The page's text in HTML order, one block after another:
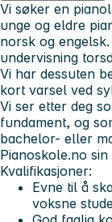
Vi søker en
unge og eldre
norsk og
undervisning
Vi har dessuten
kort varsel ved
Vi ser etter deg
fundament, og
bachelor- eller
Pianoskole.no
Kvalifikasjoner:
Evne til å
voksne